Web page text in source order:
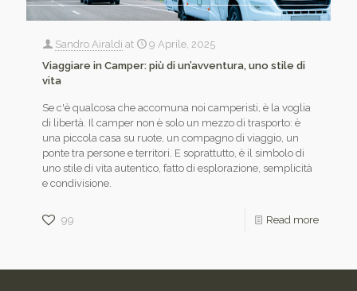
Sandro Airaldi at
9 Aprile, 2025
Viaggiare in Camper: più di un’avventura, uno stile di
vita
Se c'è qualcosa che accomuna noi camperisti, è la voglia
di libertà. Il camper non è solo un mezzo di trasporto: è
una piccola casa su ruote, un compagno di viaggio, un
ponte tra persone e territori. E soprattutto, è il simbolo di
uno stile di vita autentico, fatto di esplorazione, semplicità
e condivisione.
99 Read more